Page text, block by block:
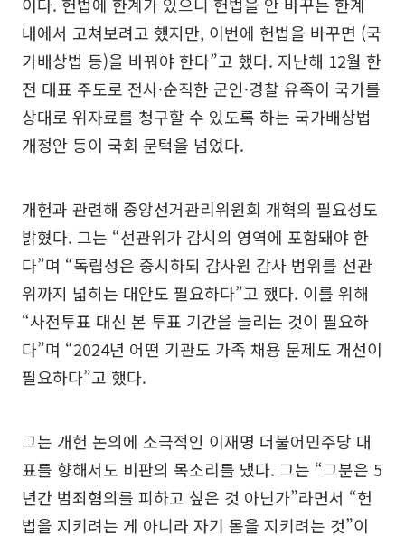
내에서 고쳐보려고 했지만, 이번에 헌법을 바꾸면 (국
가배상법 등)을 바꿔야 한다”고 했다. 지난해 12월 한
전 대표 주도로 전사·순직한 군인·경찰 유족이 국가를
상대로 위자료를 청구할 수 있도록 하는 국가배상법
개정안 등이 국회 문턱을 넘었다.
개헌과 관련해 중앙선거관리위원회 개혁의 필요성도
밝혔다. 그는 “선관위가 감시의 영역에 포함돼야 한
다”며 “독립성은 중시하되 감사원 감사 범위를 선관
위까지 넓히는 대안도 필요하다”고 했다. 이를 위해
“사전투표 대신 본 투표 기간을 늘리는 것이 필요하
다”며 “2024년 어떤 기관도 가족 채용 문제도 개선이
필요하다”고 했다.
그는 개헌 논의에 소극적인 이재명 더불어민주당 대
표를 향해서도 비판의 목소리를 냈다. 그는 “그분은 5
년간 범죄혐의를 피하고 싶은 것 아닌가”라면서 “헌
법을 지키려는 게 아니라 자기 몸을 지키려는 것”이